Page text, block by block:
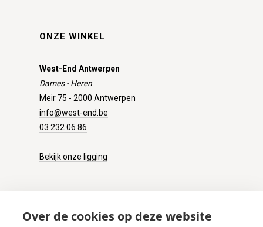
Over de cookies op deze website
ONZE WINKEL
West-End Antwerpen
Dames - Heren
Meir 75 - 2000 Antwerpen
info@west-end.be
03 232 06 86
Bekijk onze ligging